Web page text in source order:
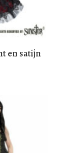
en satijn